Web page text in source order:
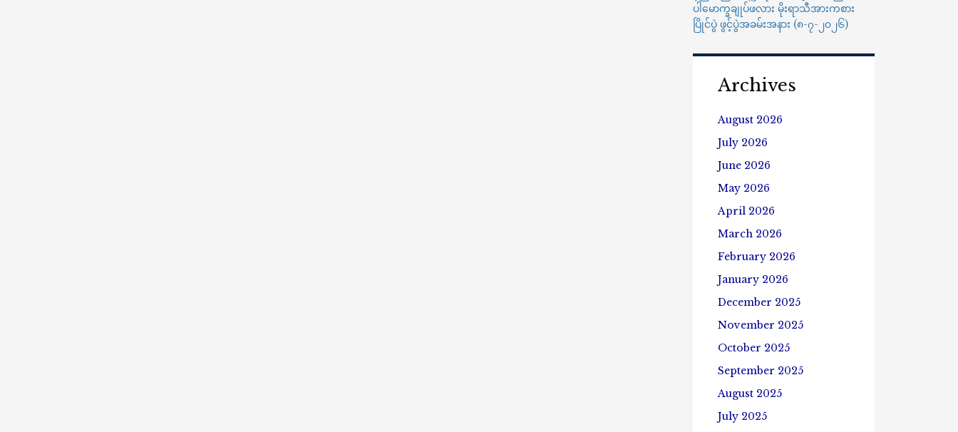
ပါမောက္ခချုပ်ဖလား မိုးရာသီအားကစား
ပြိုင်ပွဲ ဖွင့်ပွဲအခမ်းအနား (၈-၇-၂၀၂၆)
Archives
August 2026
July 2026
June 2026
May 2026
April 2026
March 2026
February 2026
January 2026
December 2025
November 2025
October 2025
September 2025
August 2025
July 2025